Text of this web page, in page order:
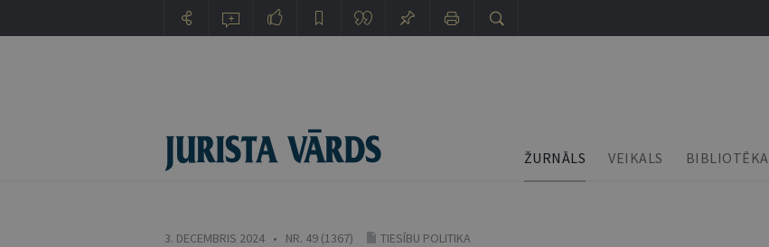
ŽURNĀLS VEIKALS BIBLIOTĒKA
3. DECEMBRIS 2024 • NR. 49 (1367) TIESĪBU POLITIKA